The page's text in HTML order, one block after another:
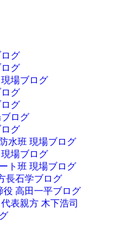
グ
グ
場ブログ
グ
グ
ログ
グ
水班 現場ブログ
場ブログ
ト班 現場ブログ
長石学ブログ
役 高田一平ブログ
表親方 木下浩司